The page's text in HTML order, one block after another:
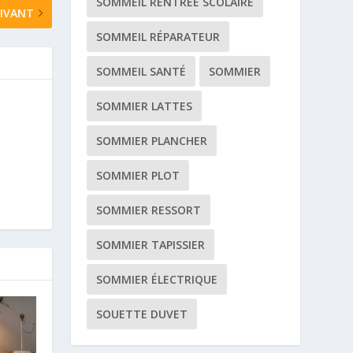
SOMMEIL RÉPARATEUR
SOMMEIL SANTÉ SOMMIER
SOMMIER LATTES
SOMMIER PLANCHER
SOMMIER PLOT
SOMMIER RESSORT
SOMMIER TAPISSIER
SOMMIER ÉLECTRIQUE
SOUETTE DUVET